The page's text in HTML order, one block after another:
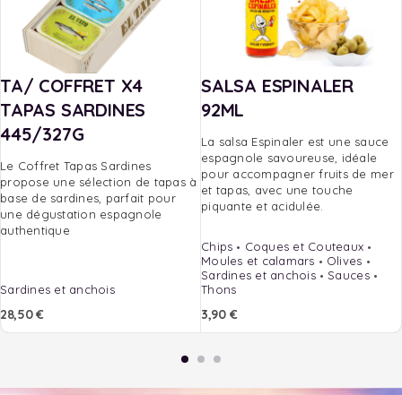
TA/ COFFRET X4
TAPAS SARDINES
445/327G
Le Coffret Tapas Sardines
propose une sélection de tapas à
base de sardines, parfait pour
une dégustation espagnole
authentique
Sardines et anchois
28,50€
SALSA ESPINALER
92ML
La salsa Espinaler est une sauce
espagnole savoureuse, idéale
pour accompagner fruits de mer
et tapas, avec une touche
piquante et acidulée.
Chips
Coques et Couteaux
Moules et calamars
Olives
Sardines et anchois
Sauces
Thons
3,90 €